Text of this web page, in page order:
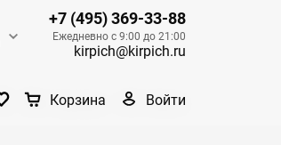
+7 (495) 369-33-88
Ежедневно с 9:00 до 21:00
kirpich@kirpich.ru
Корзина Войти